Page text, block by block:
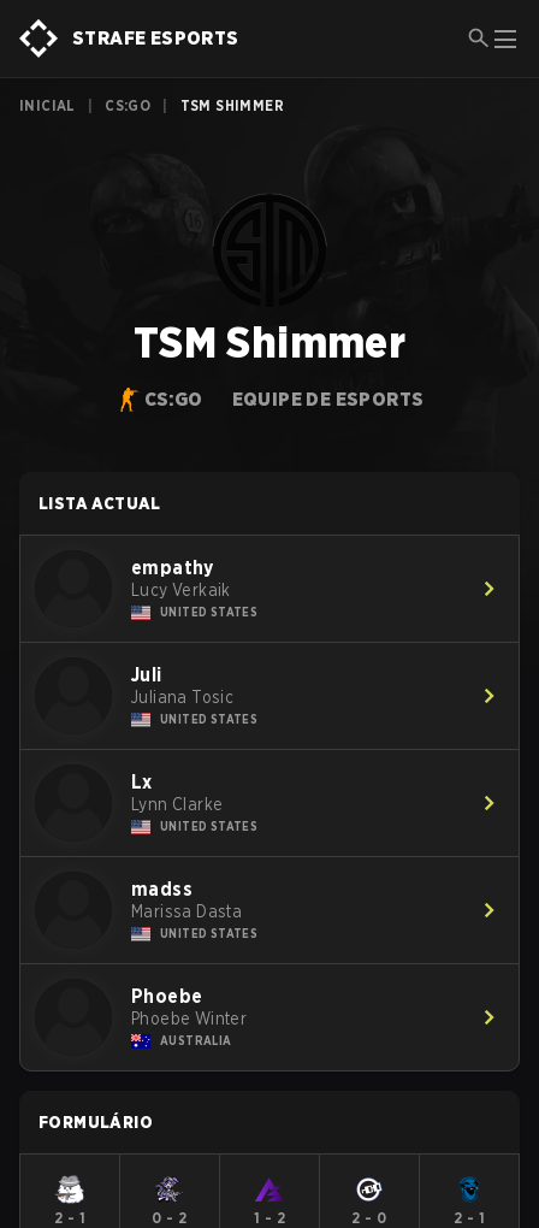
STRAFE ESPORTS
INICIAL CS:GO TSM SHIMMER
TSM Shimmer
CS:GO EQUIPE DE ESPORTS
LISTA ACTUAL
empathy
Lucy Verkaik
UNITED STATES
Juli
Juliana Tosic
UNITED STATES
Lx
Lynn Clarke
UNITED STATES
madss
Marissa Dasta
UNITED STATES
Phoebe
Phoebe Winter
AUSTRALIA
FORMULÁRIO
2 - 1
0 - 2
1 - 2
2 - 0
2 - 1